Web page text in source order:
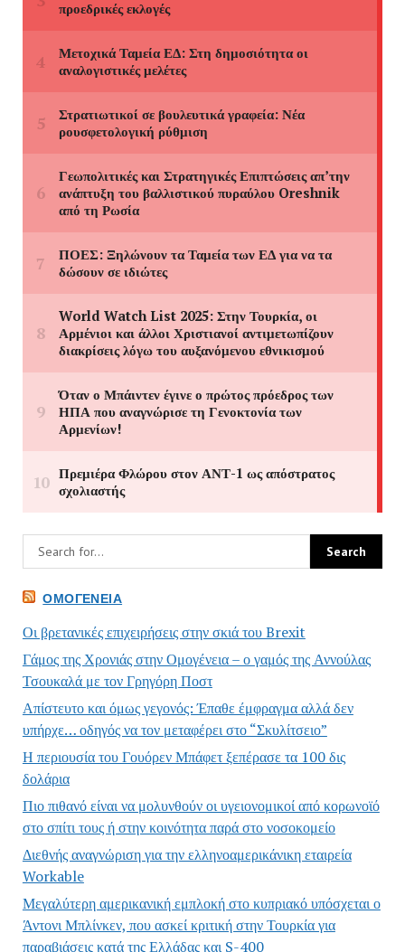
ΟΜΟΓΈΝΕΙΑ
Οι βρετανικές επιχειρήσεις στην σκιά του Brexit
Γάμος της Χρονιάς στην Ομογένεια – ο γαμός της Αννούλας
Τσουκαλά με τον Γρηγόρη Ποστ
Απίστευτο και όμως γεγονός: Έπαθε έμφραγμα αλλά δεν
υπήρχε… οδηγός να τον μεταφέρει στο “Σκυλίτσειο”
Η περιουσία του Γουόρεν Μπάφετ ξεπέρασε τα 100 δις
δολάρια
Πιο πιθανό είναι να μολυνθούν οι υγειονομικοί από κορωνοϊό
στο σπίτι τους ή στην κοινότητα παρά στο νοσοκομείο
Διεθνής αναγνώριση για την ελληνοαμερικάνικη εταιρεία
Workable
Μεγαλύτερη αμερικανική εμπλοκή στο κυπριακό υπόσχεται ο
Άντονι Μπλίνκεν, που ασκεί κριτική στην Τουρκία για
παραβιάσεις κατά της Ελλάδας και S-400